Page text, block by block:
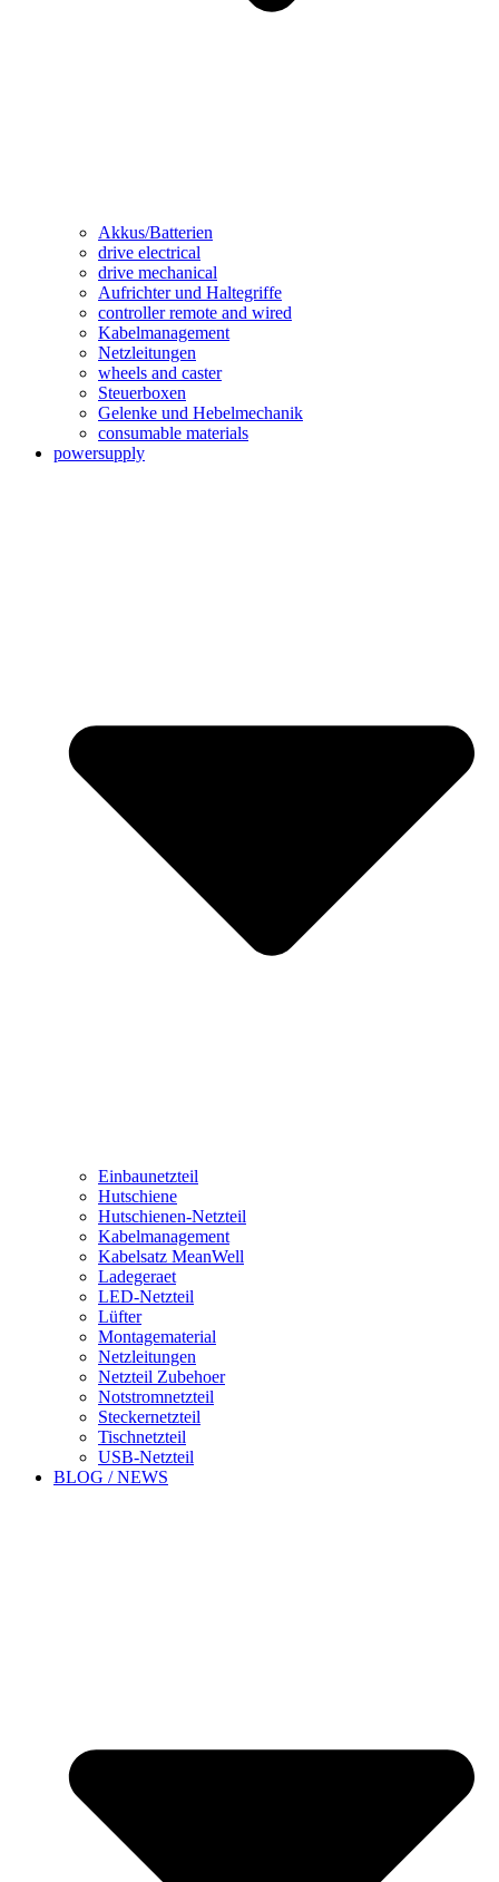
Akkus/Batterien
drive electrical
drive mechanical
Aufrichter und Haltegriffe
controller remote and wired
Kabelmanagement
Netzleitungen
wheels and caster
Steuerboxen
Gelenke und Hebelmechanik
consumable materials
powersupply
Einbaunetzteil
Hutschiene
Hutschienen-Netzteil
Kabelmanagement
Kabelsatz MeanWell
Ladegeraet
LED-Netzteil
Lüfter
Montagematerial
Netzleitungen
Netzteil Zubehoer
Notstromnetzteil
Steckernetzteil
Tischnetzteil
USB-Netzteil
BLOG / NEWS